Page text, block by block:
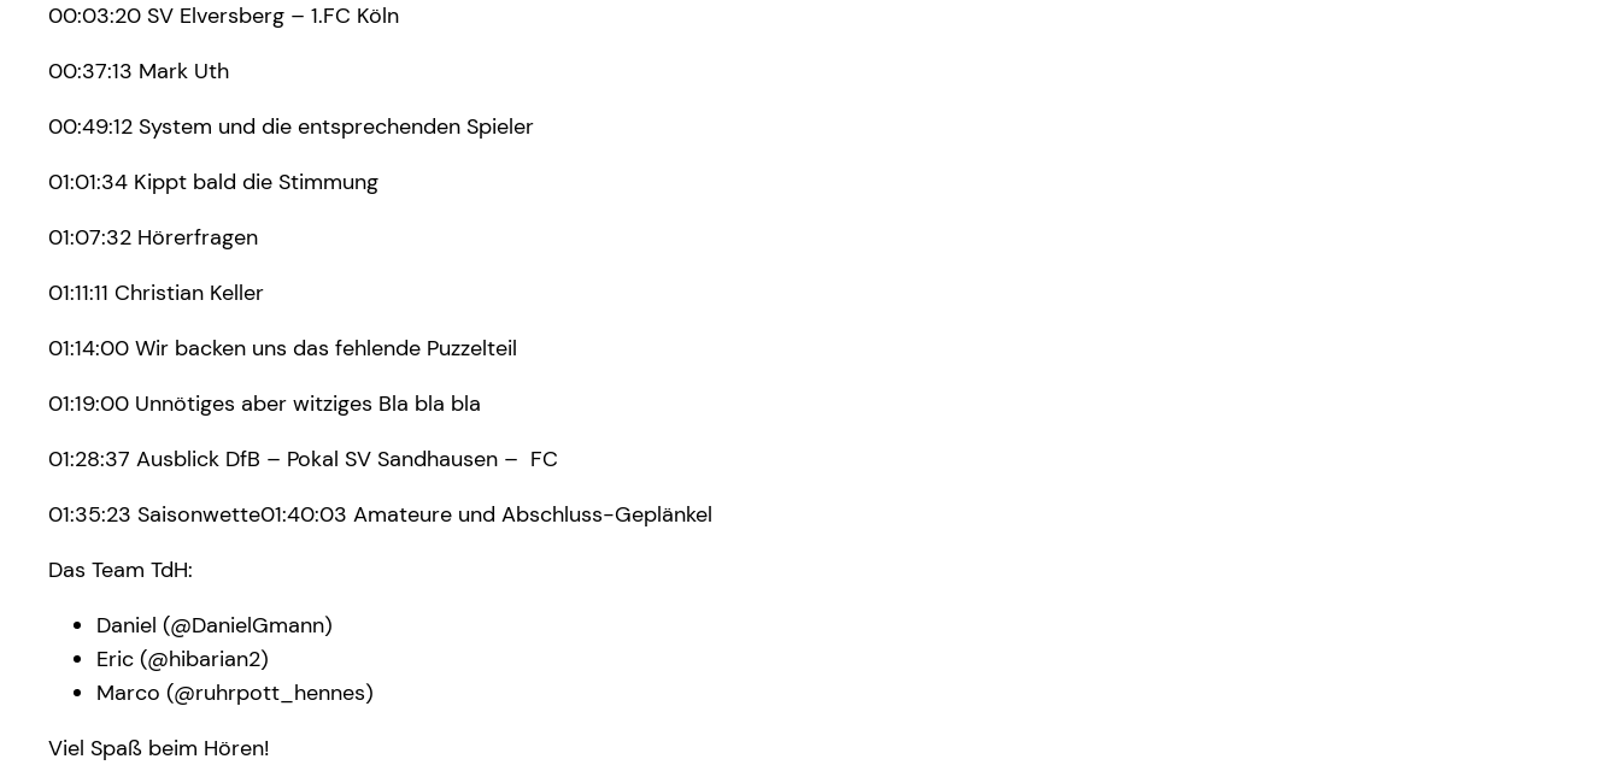
00:03:20 SV Elversberg – 1.FC Köln
00:37:13 Mark Uth
00:49:12 System und die entsprechenden Spieler
01:01:34 Kippt bald die Stimmung
01:07:32 Hörerfragen
01:11:11 Christian Keller
01:14:00 Wir backen uns das fehlende Puzzelteil
01:19:00 Unnötiges aber witziges Bla bla bla
01:28:37 Ausblick DfB – Pokal SV Sandhausen – FC
01:35:23 Saisonwette01:40:03 Amateure und Abschluss-Geplänkel
Das Team TdH:
Daniel (@DanielGmann)
Eric (@hibarian2)
Marco (@ruhrpott_hennes)
Viel Spaß beim Hören!